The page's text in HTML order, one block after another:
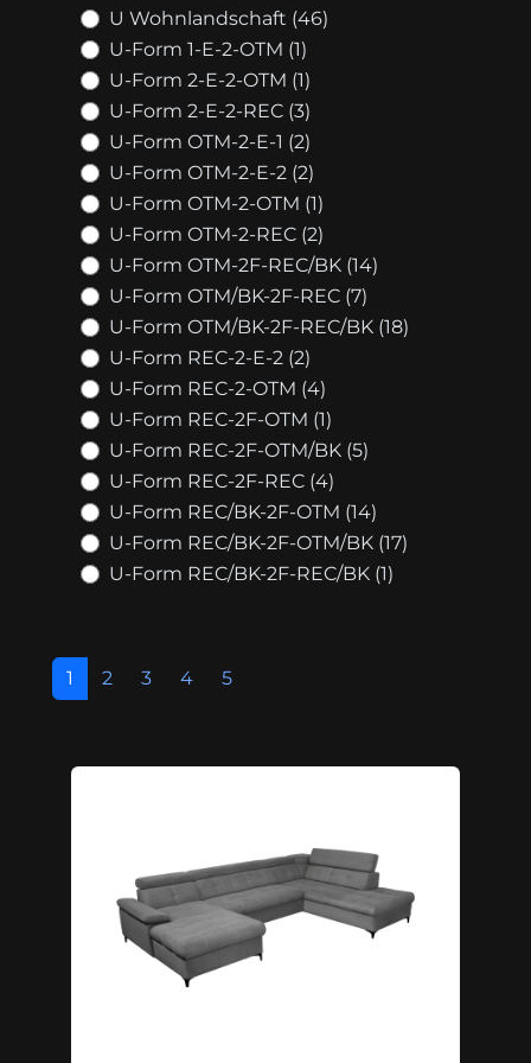
U Wohnlandschaft (46)
U-Form 1-E-2-OTM (1)
U-Form 2-E-2-OTM (1)
U-Form 2-E-2-REC (3)
U-Form OTM-2-E-1 (2)
U-Form OTM-2-E-2 (2)
U-Form OTM-2-OTM (1)
U-Form OTM-2-REC (2)
U-Form OTM-2F-REC/BK (14)
U-Form OTM/BK-2F-REC (7)
U-Form OTM/BK-2F-REC/BK (18)
U-Form REC-2-E-2 (2)
U-Form REC-2-OTM (4)
U-Form REC-2F-OTM (1)
U-Form REC-2F-OTM/BK (5)
U-Form REC-2F-REC (4)
U-Form REC/BK-2F-OTM (14)
U-Form REC/BK-2F-OTM/BK (17)
U-Form REC/BK-2F-REC/BK (1)
1 2 3 4 5